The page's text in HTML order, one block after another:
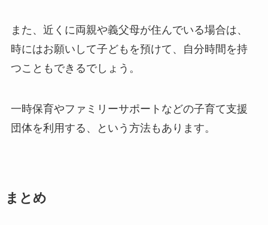
また、近くに両親や義父母が住んでいる場合は、
時にはお願いして子どもを預けて、自分時間を持
つこともできるでしょう。
一時保育やファミリーサポートなどの子育て支援
団体を利用する、という方法もあります。
まとめ